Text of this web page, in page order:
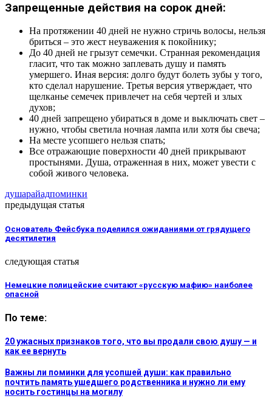
Запрещенные действия на сорок дней:
На протяжении 40 дней не нужно стричь волосы, нельзя
бриться – это жест неуважения к покойнику;
До 40 дней не грызут семечки. Странная рекомендация
гласит, что так можно заплевать душу и память
умершего. Иная версия: долго будут болеть зубы у того,
кто сделал нарушение. Третья версия утверждает, что
щелканье семечек привлечет на себя чертей и злых
духов;
40 дней запрещено убираться в доме и выключать свет –
нужно, чтобы светила ночная лампа или хотя бы свеча;
На месте усопшего нельзя спать;
Все отражающие поверхности 40 дней прикрывают
простынями. Душа, отраженная в них, может увести с
собой живого человека.
душарайадпоминки
предыдущая статья
Основатель Фейсбука поделился ожиданиями от грядущего
десятилетия
следующая статья
Немецкие полицейские считают «русскую мафию» наиболее
опасной
По теме:
20 ужасных признаков того, что вы продали свою душу — и
как ее вернуть
Важны ли поминки для усопшей души: как правильно
почтить память ушедшего родственника и нужно ли ему
носить гостинцы на могилу